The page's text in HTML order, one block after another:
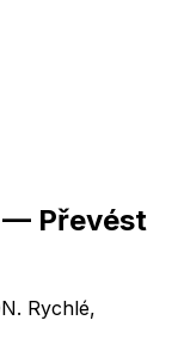
— Převést
Rychlé,